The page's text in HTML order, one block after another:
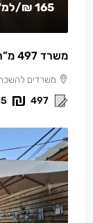
165 ₪
/
משרד 497 מ”ר עם מרפסת להשכרה במגדלי הארבעה
משרדים
497